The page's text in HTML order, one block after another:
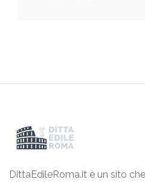
DittaEdileRoma.it è un sito